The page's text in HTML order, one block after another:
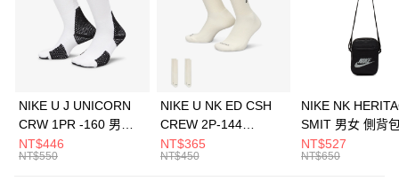
合作金庫商業銀行
第一商業銀行
華南商業銀行
彰化商業銀行
上海商業儲蓄銀行
元大商業銀行
Apple Pay
全盈+PAY
AFTEE先享後付
NIKE U J UNICORN
CRW 1PR -160 男女
中統襪 FZ3393100
NT$446
NT$550
NIKE U NK ED CSH
CREW 2P-144
EMBRDY 男女 短統襪
FZ3073133
NT$365
NT$450
NIKE NK
SMIT 男女 側背
BA5871010
NT$527
NT$650